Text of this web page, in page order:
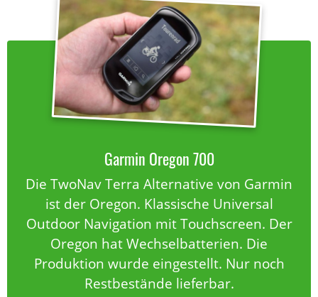
Garmin Oregon 700
Die TwoNav Terra Alternative von Garmin
ist der Oregon. Klassische Universal
Outdoor Navigation mit Touchscreen. Der
Oregon hat Wechselbatterien. Die
Produktion wurde eingestellt. Nur noch
Restbestände lieferbar.